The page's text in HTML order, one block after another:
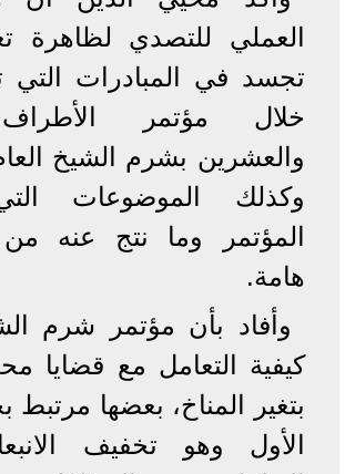
العملي للتصدي لظاهرة
تجسد في المبادرات التي
خلال مؤتمر
والعشرين بشرم الشيخ
وكذلك الموضوعات
المؤتمر وما نتج عنه
هامة.
وأفاد بأن مؤتمر شرم
كيفية التعامل مع قضايا
بتغير المناخ، بعضها مرتبط
الأول وهو تخفيف